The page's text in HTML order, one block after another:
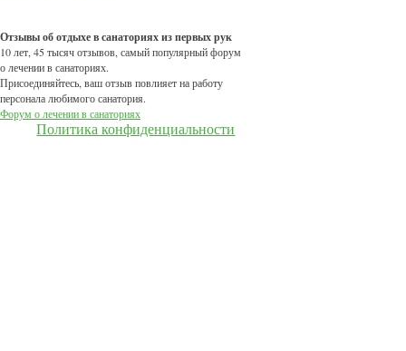
Отзывы об отдыхе в санаториях из первых рук
10 лет, 45 тысяч отзывов, самый популярный форум
о лечении в санаториях.
Присоединяйтесь, ваш отзыв повлияет на работу
персонала любимого санатория.
Форум о лечении в санаториях
Политика конфиденциальности